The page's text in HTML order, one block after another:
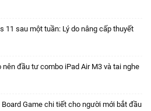
11 sau một tuần: Lý do nâng cấp thuyết
nên đầu tư combo iPad Air M3 và tai nghe
Game chi tiết cho người mới bắt đầu